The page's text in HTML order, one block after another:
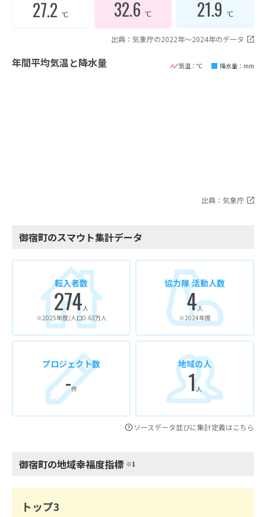
27.2℃ 32.6℃ 21.9℃
出典：気象庁の2022年〜2024年のデータ
年間平均気温と降水量 気温：℃ 降水量：mm
出典：気象庁
御宿町のスマウト集計データ
転入者数
274 人
※2025年度/人口0.63万人
協力隊 活動人数
4人
※2024年度
プロジェクト数
-件
地域の人
1人
ソースデータ並びに集計定義はこちら
御宿町の地域幸福度指標 ※1
トップ3